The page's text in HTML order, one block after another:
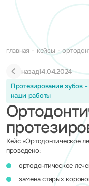
главная кейсы
назад
Протезирование зубов
наши работы
14.04.2024
Кейс «Ортодонтическое
проведено:
ортодонтическое
замена старых